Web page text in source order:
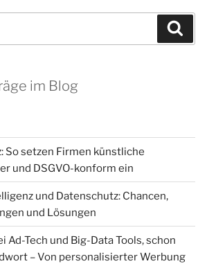
im Blog
So setzen Firmen künstliche
und DSGVO-konform ein
und Datenschutz: Chancen,
und Lösungen
Ad-Tech und Big-Data Tools, schon
– Von personalisierter Werbung